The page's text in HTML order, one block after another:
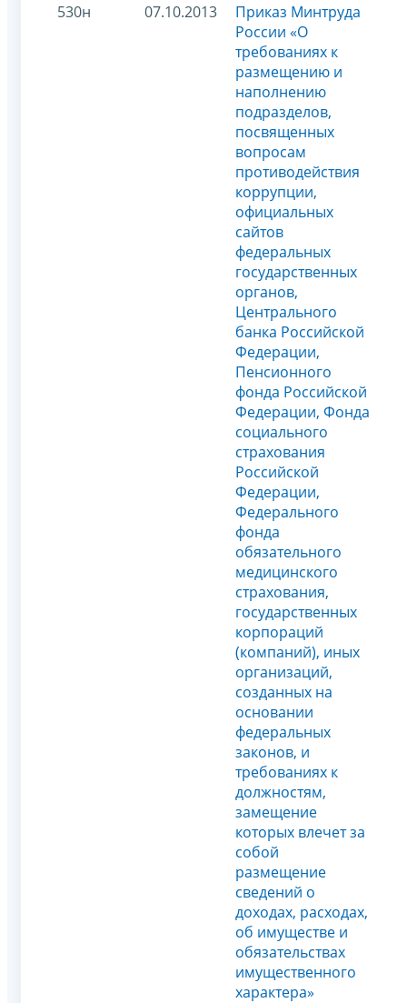
530н 07.10.2013
Приказ Минтруда
России «О
требованиях к
размещению и
наполнению
подразделов,
посвященных
вопросам
противодействия
коррупции,
официальных
сайтов
федеральных
государственных
органов,
Центрального
банка Российской
Федерации,
Пенсионного
фонда Российской
Федерации, Фонда
социального
страхования
Российской
Федерации,
Федерального
фонда
обязательного
медицинского
страхования,
государственных
корпораций
(компаний), иных
организаций,
созданных на
основании
федеральных
законов, и
требованиях к
должностям,
замещение
которых влечет за
собой
размещение
сведений о
доходах, расходах,
об имуществе и
обязательствах
имущественного
характера»